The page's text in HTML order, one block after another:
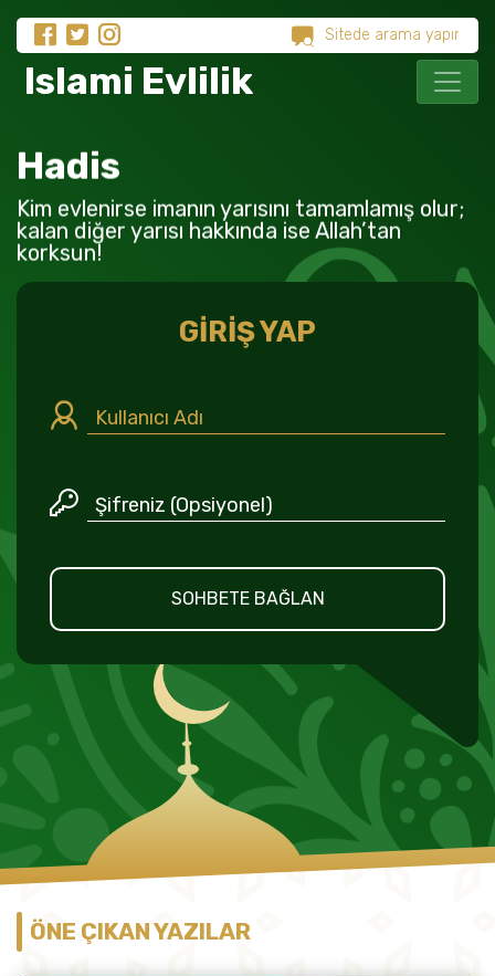
Islami Evlilik
Hadis
Kim evlenirse imanın yarısını tamamlamış olur;
kalan diğer yarısı hakkında ise Allah’tan
korksun!
GİRİŞ YAP
SOHBETE BAĞLAN
ÖNE ÇIKAN YAZILAR